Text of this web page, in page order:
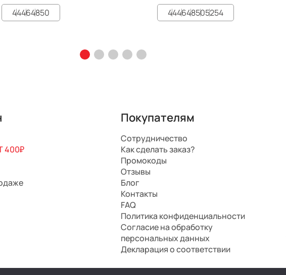
44464850 444648505254
400₽
Покупателям
Сотрудничество
Как сделать заказ?
Промокоды
Отзывы
Блог
Контакты
FAQ
Политика конфиденциальности
Согласие на обработку
персональных данных
Декларация о соответствии